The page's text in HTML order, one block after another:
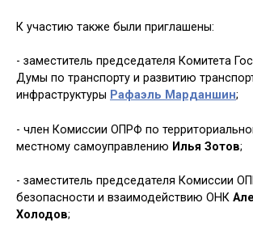
К участию также были приглашены:
- заместитель председателя Комитета
Думы по транспорту и развитию
инфраструктуры Рафаэль Марданшин;
- член Комиссии ОПРФ по
местному самоуправлению Илья Зотов;
- заместитель председателя Комиссии
безопасности и взаимодействию ОНК
Холодов;